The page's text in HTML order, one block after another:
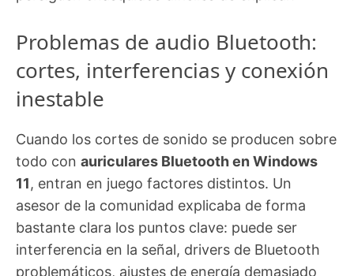
Problemas de audio Bluetooth:
cortes, interferencias y conexión
inestable
Cuando los cortes de sonido se producen sobre
todo con auriculares Bluetooth en Windows
11, entran en juego factores distintos. Un
asesor de la comunidad explicaba de forma
bastante clara los puntos clave: puede ser
interferencia en la señal, drivers de Bluetooth
problemáticos, ajustes de energía demasiado